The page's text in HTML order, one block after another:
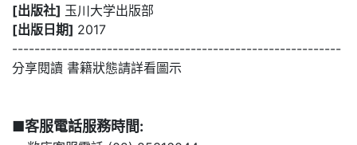
[出版社] 玉川大学出版部
[出版日期] 2017
-----------------------------------------------------------
分享閱讀 書籍狀態請詳看圖示
■客服電話服務時間: